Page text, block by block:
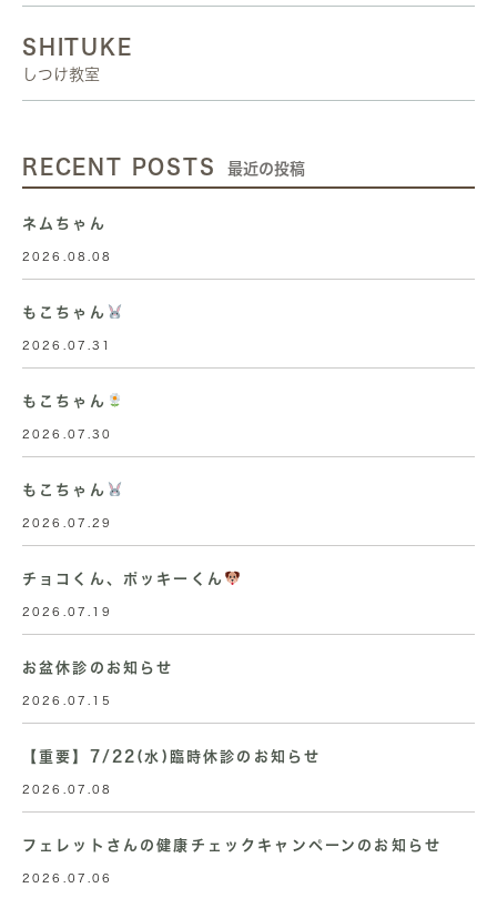
SHITUKE
しつけ教室
RECENT POSTS 最近の投稿
ネムちゃん
2026.08.08
もこちゃん
2026.07.31
もこちゃん
2026.07.30
もこちゃん
2026.07.29
チョコくん、ポッキーくん
2026.07.19
お盆休診のお知らせ
2026.07.15
【重要】7/22(水)臨時休診のお知らせ
2026.07.08
フェレットさんの健康チェックキャンペーンのお知らせ
2026.07.06